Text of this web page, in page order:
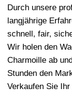
Durch unsere
langjährige
schnell, fair,
Wir holen den
Charmoille ab
Stunden den
Verkaufen Sie